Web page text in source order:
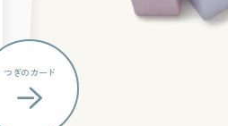
つぎのカード